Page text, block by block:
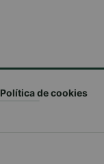
Política de cookies